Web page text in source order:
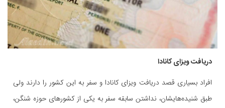
دریافت ویزای کانادا
افراد بسیاری قصد دریافت ویزای کانادا و سفر به این کشور را دارند ولی
طبق شنیده‌هایشان، نداشتن سابقه سفر به یکی از کشورهای حوزه شنگن،